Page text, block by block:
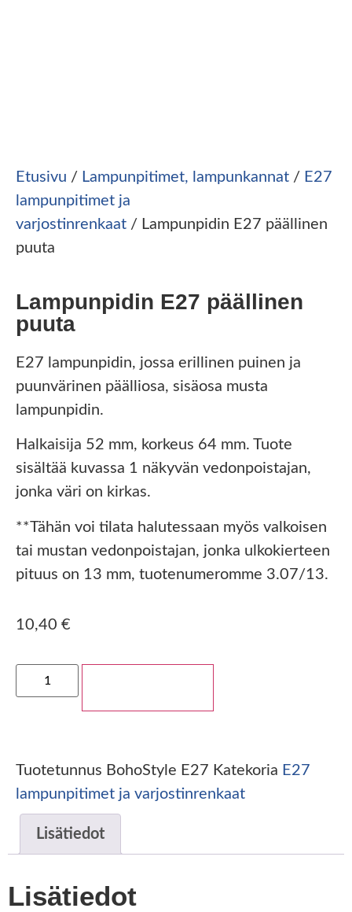
Etusivu / Lampunpitimet, lampunkannat / E27
lampunpitimet ja
varjostinrenkaat / Lampunpidin E27 päällinen
puuta
Lampunpidin E27 päällinen
puuta
E27 lampunpidin, jossa erillinen puinen ja
puunvärinen päälliosa, sisäosa musta
lampunpidin.
Halkaisija 52 mm, korkeus 64 mm. Tuote
sisältää kuvassa 1 näkyvän vedonpoistajan,
jonka väri on kirkas.
**Tähän voi tilata halutessaan myös valkoisen
tai mustan vedonpoistajan, jonka ulkokierteen
pituus on 13 mm, tuotenumeromme 3.07/13.
10,40 €
Tuotetunnus BohoStyle E27 Katekoria E27
lampunpitimet ja varjostinrenkaat
Lisätiedot
Lisätiedot